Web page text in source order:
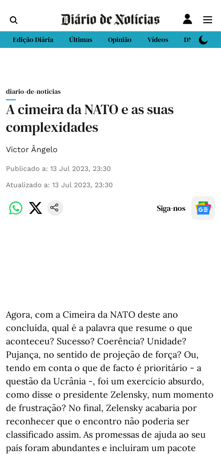
Edição Diária Últimas Opinião Vídeos DN Sport
diario-de-noticias
A cimeira da NATO e as suas
complexidades
Victor Ângelo
Publicado a: 13 Jul 2023, 23:30
Atualizado a: 13 Jul 2023, 23:30
Siga-nos
Agora, com a Cimeira da NATO deste ano
concluída, qual é a palavra que resume o que
aconteceu? Sucesso? Coerência? Unidade?
Pujança, no sentido de projeção de força? Ou,
tendo em conta o que de facto é prioritário - a
questão da Ucrânia -, foi um exercício absurdo,
como disse o presidente Zelensky, num momento
de frustração? No final, Zelensky acabaria por
reconhecer que o encontro não poderia ser
classificado assim. As promessas de ajuda ao seu
país foram abundantes e incluíram um pacote